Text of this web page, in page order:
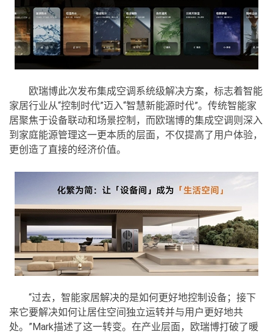
欧瑞博此次发布集成空调系统级解决方案，标志着智能
家居行业从“控制时代”迈入“智慧新能源时代”。传统智能家
居聚焦于设备联动和场景控制，而欧瑞博的集成空调则深入
到家庭能源管理这一更本质的层面，不仅提高了用户体验，
更创造了直接的经济价值。
“过去，智能家居解决的是如何更好地控制设备；接下
来它要解决如何让居住空间独立运转并与用户更好地共
处。”Mark描述了这一转变。在产业层面，欧瑞博打破了暖